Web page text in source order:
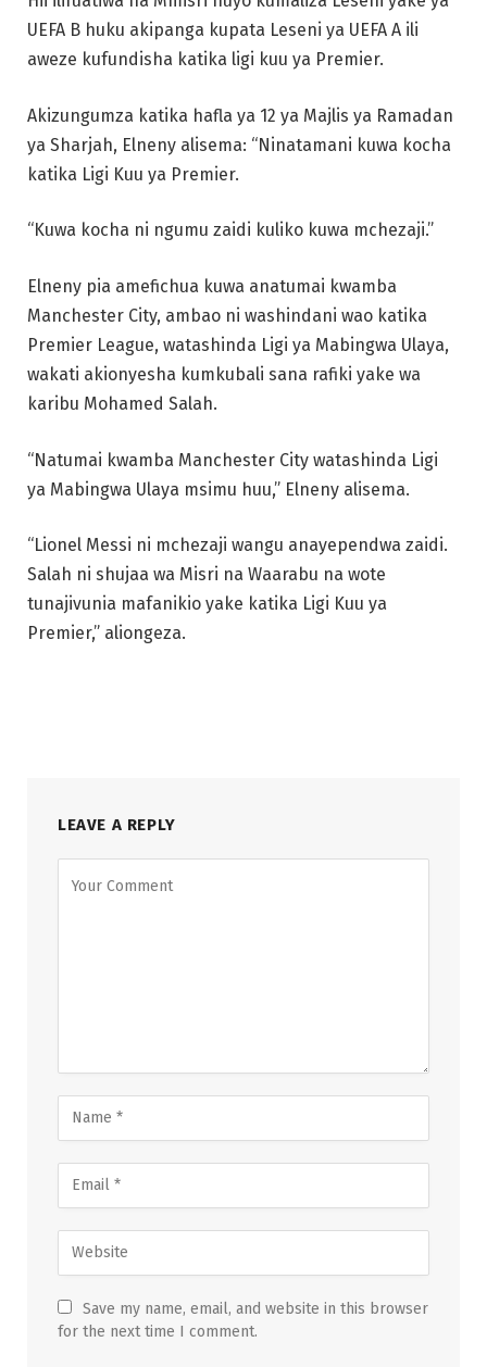
UEFA B huku akipanga kupata Leseni ya UEFA A ili
aweze kufundisha katika ligi kuu ya Premier.
Akizungumza katika hafla ya 12 ya Majlis ya Ramadan
ya Sharjah, Elneny alisema: “Ninatamani kuwa kocha
katika Ligi Kuu ya Premier.
“Kuwa kocha ni ngumu zaidi kuliko kuwa mchezaji.”
Elneny pia amefichua kuwa anatumai kwamba
Manchester City, ambao ni washindani wao katika
Premier League, watashinda Ligi ya Mabingwa Ulaya,
wakati akionyesha kumkubali sana rafiki yake wa
karibu Mohamed Salah.
“Natumai kwamba Manchester City watashinda Ligi
ya Mabingwa Ulaya msimu huu,” Elneny alisema.
“Lionel Messi ni mchezaji wangu anayependwa zaidi.
Salah ni shujaa wa Misri na Waarabu na wote
tunajivunia mafanikio yake katika Ligi Kuu ya
Premier,” aliongeza.
LEAVE A REPLY
Save my name, email, and website in this browser
for the next time I comment.